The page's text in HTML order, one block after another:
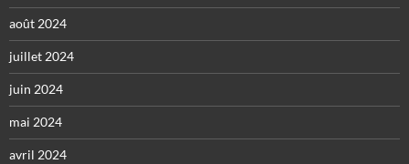
août 2024
juillet 2024
juin 2024
mai 2024
avril 2024